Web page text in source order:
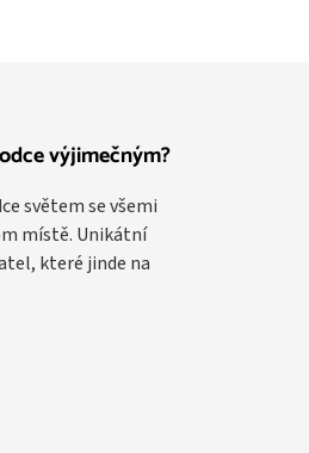
výjimečným?
světem se všemi
místě. Unikátní
které jinde na